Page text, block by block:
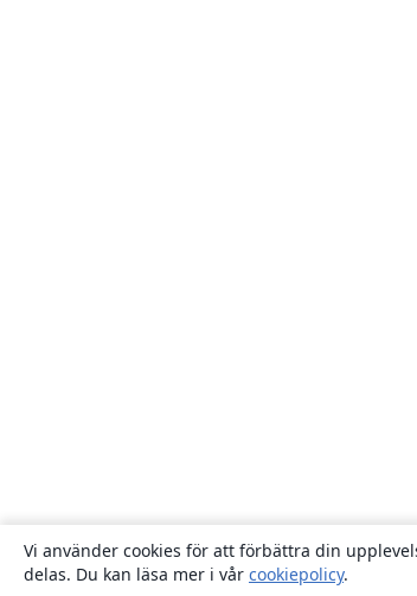
Vi använder cookies för att förbättra din
delas. Du kan läsa mer i vår cookiepolicy.